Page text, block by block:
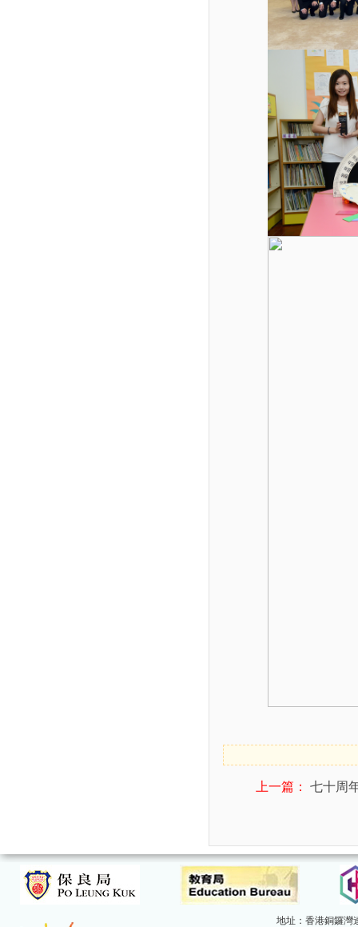
上一篇： 七十周
地址：香港銅鑼灣